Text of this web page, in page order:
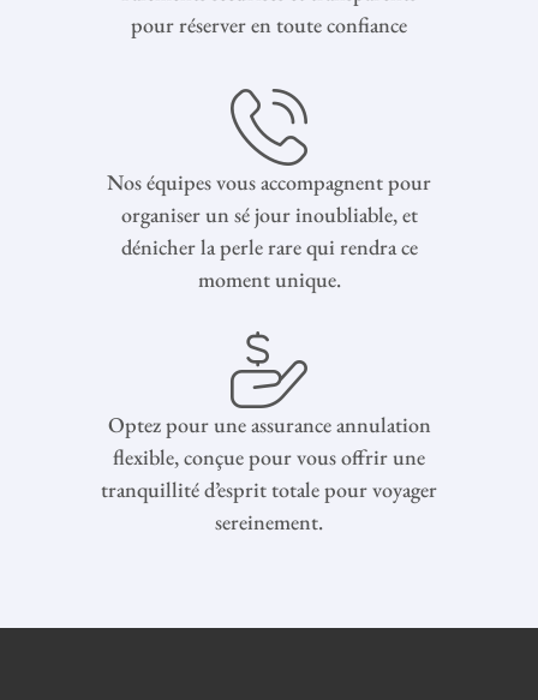
pour réserver en toute confiance
Nos équipes vous accompagnent pour
organiser un sé jour inoubliable, et
dénicher la perle rare qui rendra ce
moment unique.
Optez pour une assurance annulation
flexible, conçue pour vous offrir une
tranquillité d’esprit totale pour voyager
sereinement.